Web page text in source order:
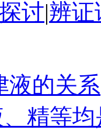
讨|辨证
液的关系
精等